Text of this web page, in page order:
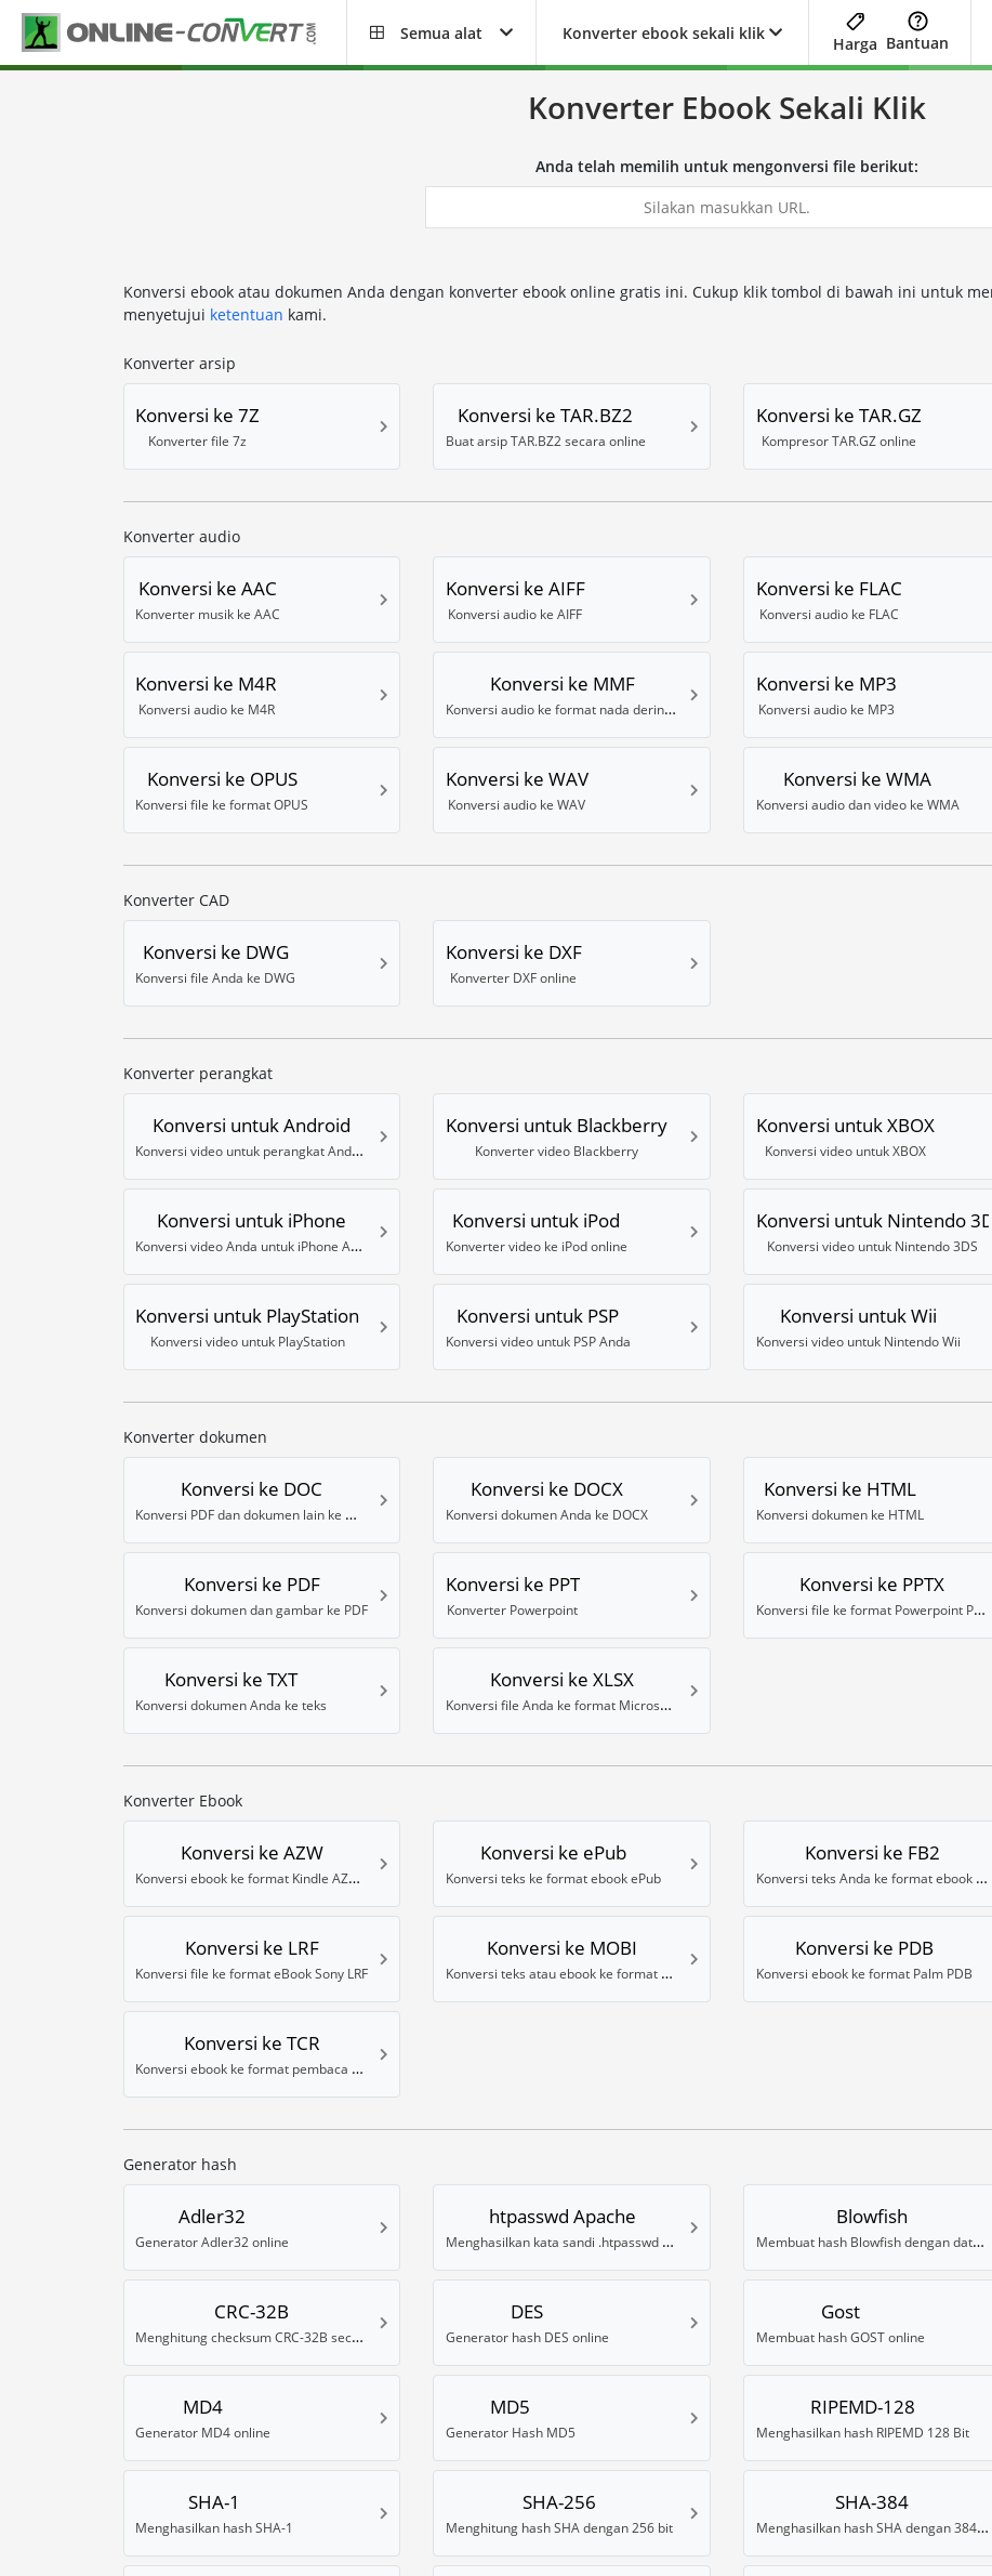
Semua alat Konverter ebook sekali klik
Harga Bantuan
Konverter Ebook Sekali Klik
Anda telah memilih untuk mengonversi file berikut:
Konversi ebook atau dokumen Anda dengan konverter ebook online gratis ini. Cukup klik tombol di bawah ini untuk
menyetujui ketentuan kami.
Konverter arsip
Konversi ke 7Z
Konverter file 7z
Konversi ke TAR.BZ2
Buat arsip TAR.BZ2 secara online
Konversi ke TAR.GZ
Kompresor TAR.GZ online
Konverter audio
Konversi ke AAC
Konverter musik ke AAC
Konversi ke AIFF
Konversi audio ke AIFF
Konversi ke FLAC
Konversi audio ke FLAC
Konversi ke M4R
Konversi audio ke M4R
Konversi ke MMF
Konversi audio ke format nada dering MMF
Konversi ke MP3
Konversi audio ke MP3
Konversi ke OPUS
Konversi file ke format OPUS
Konversi ke WAV
Konversi audio ke WAV
Konversi ke WMA
Konversi audio dan video ke WMA
Konverter CAD
Konversi ke DWG
Konversi file Anda ke DWG
Konversi ke DXF
Konverter DXF online
Konverter perangkat
Konversi untuk Android
Konversi video untuk perangkat Android
Konversi untuk Blackberry
Konverter video Blackberry
Konversi untuk XBOX
Konversi video untuk XBOX
Konversi untuk iPhone
Konversi video Anda untuk iPhone Anda
Konversi untuk iPod
Konverter video ke iPod online
Konversi untuk Nintendo
Konversi video untuk Nintendo 3DS
Konversi untuk PlayStation
Konversi video untuk PlayStation
Konversi untuk PSP
Konversi video untuk PSP Anda
Konversi untuk Wii
Konversi video untuk Nintendo Wii
Konverter dokumen
Konversi ke DOC
Konversi PDF dan dokumen lain ke Word
Konversi ke DOCX
Konversi dokumen Anda ke DOCX
Konversi ke HTML
Konversi dokumen ke HTML
Konversi ke PDF
Konversi dokumen dan gambar ke PDF
Konversi ke PPT
Konverter Powerpoint
Konversi ke PPTX
Konversi file ke format Powerpoint PPTX
Konversi ke TXT
Konversi dokumen Anda ke teks
Konversi ke XLSX
Konversi file Anda ke format Microsoft Excel XLSX
Konverter Ebook
Konversi ke AZW
Konversi ebook ke format Kindle AZW 3
Konversi ke ePub
Konversi teks ke format ebook ePub
Konversi ke FB2
Konversi teks Anda ke format ebook FB2
Konversi ke LRF
Konversi file ke format eBook Sony LRF
Konversi ke MOBI
Konversi teks atau ebook ke format MOBI
Konversi ke PDB
Konversi ebook ke format Palm PDB
Konversi ke TCR
Konversi ebook ke format pembaca TCR
Generator hash
Adler32
Generator Adler32 online
htpasswd Apache
Menghasilkan kata sandi .htpasswd untuk Apache
Blowfish
Membuat hash Blowfish dengan data acak
CRC-32B
Menghitung checksum CRC-32B secara online
DES
Generator hash DES online
Gost
Membuat hash GOST online
MD4
Generator MD4 online
MD5
Generator Hash MD5
RIPEMD-128
Menghasilkan hash RIPEMD 128 Bit
SHA-1
Menghasilkan hash SHA-1
SHA-256
Menghitung hash SHA dengan 256 bit
SHA-384
Menghasilkan hash SHA dengan 384 Bits